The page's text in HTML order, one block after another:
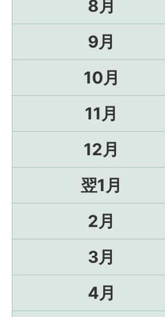
8月
9月
10月
11月
12月
翌1月
2月
3月
4月